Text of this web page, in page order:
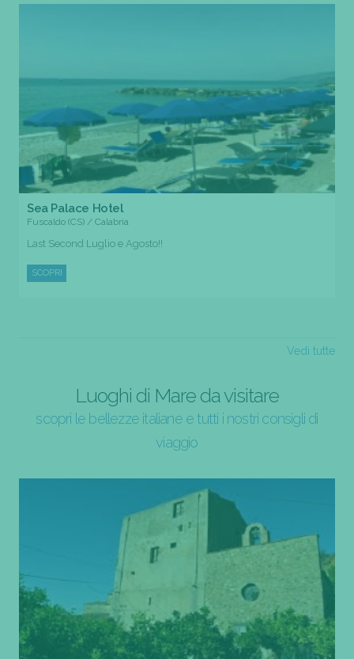
Sea Palace Hotel
Fuscaldo (CS) / Calabria
Last Second Luglio e Agosto!!
SCOPRI
Vedi tutte
Luoghi di Mare da visitare
scopri le bellezze italiane e tutti i nostri consigli di
viaggio